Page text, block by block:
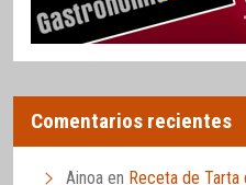
Comentarios recientes
Ainoa en Receta de Tarta